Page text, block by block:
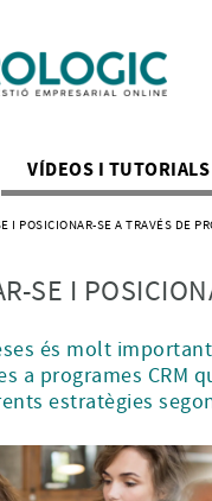
VÍDEOS I TUTORIALS
I POSICIONAR-SE A TRAVÉS DE
SE I
és molt
a programes CRM
estratègies